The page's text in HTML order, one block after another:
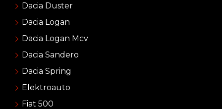
Dacia Duster
Dacia Logan
Dacia Logan Mcv
Dacia Sandero
Dacia Spring
Elektroauto
Fiat 500